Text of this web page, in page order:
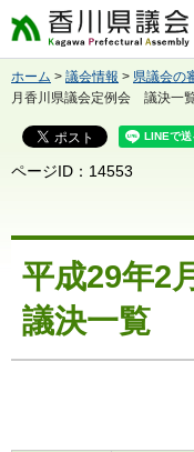
香川県議会
ホーム > 議会情報 > 県議会の
月香川県議会定例会 議決一
ページID：14553
平成29年2
議決一覧